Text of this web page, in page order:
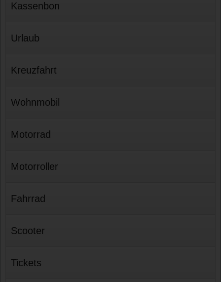
Kassenbon
Urlaub
Kreuzfahrt
Wohnmobil
Motorrad
Motorroller
Fahrrad
Scooter
Tickets